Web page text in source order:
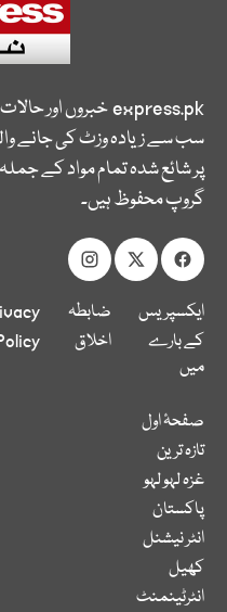
express.pkخبروں اور
سب سے زیادہ وزٹ کی جانے
پر شائع شدہ تمام مواد کے
گروپ محفوظ ہیں۔
ایکسپریس
کے بارے
میں
ضابطہ
اخلاق
صفحۂ اول
تازہ ترین
غزہ لہو لہو
پاکستان
انٹر نیشنل
کھیل
انٹرٹینمنٹ